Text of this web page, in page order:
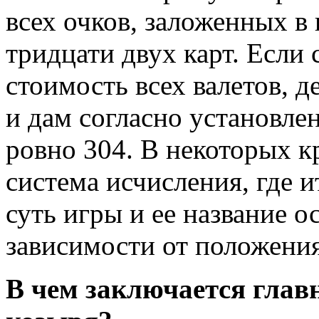
всех очков, заложенных
тридцати двух карт.
стоимость всех валетов,
и дам согласно
ровно 304. В некоторых
система исчисления, где
суть игры и ее название
зависимости от
В чем заключается